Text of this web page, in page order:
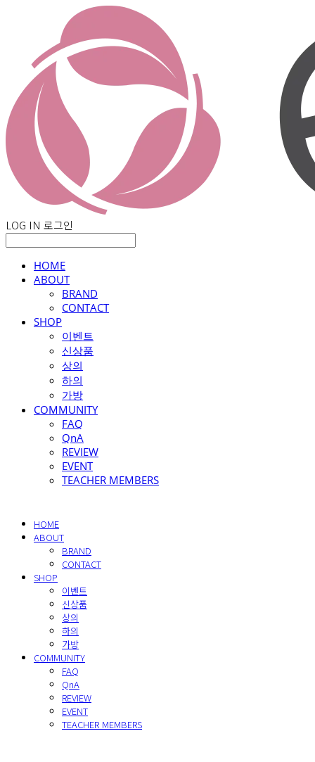
LOG IN 로그인
HOME
ABOUT
BRAND
CONTACT
SHOP
이벤트
신상품
상의
하의
가방
COMMUNITY
FAQ
QnA
REVIEW
EVENT
TEACHER MEMBERS
HOME
ABOUT
BRAND
CONTACT
SHOP
이벤트
신상품
상의
하의
가방
COMMUNITY
FAQ
QnA
REVIEW
EVENT
TEACHER MEMBERS